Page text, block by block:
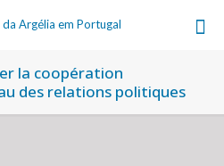
la coopération
des relations politiques